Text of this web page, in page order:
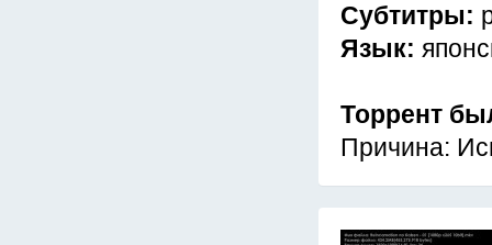
Субтитры:
Язык:
Торрент
Причина: